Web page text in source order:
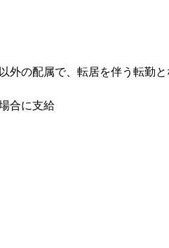
外の配属で、転居を伴う転勤
合に支給